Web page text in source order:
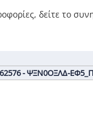
δείτε το
- ΨΞΝ0ΟΞΛΔ-